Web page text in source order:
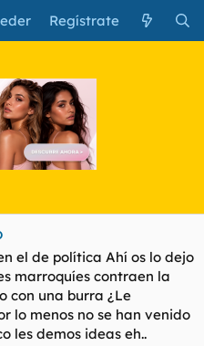
Regístrate
el de política Ahí os lo dejo
marroquíes contraen la
con una burra ¿Le
lo menos no se han venido
les demos ideas eh..